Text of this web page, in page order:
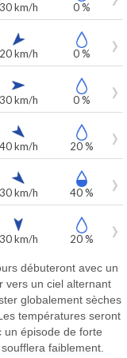
30 km/h 0 %
20 km/h 0 %
30 km/h 0 %
40 km/h 20 %
30 km/h 40 %
30 km/h 20 %
débuteront avec un
vers un ciel alternant
globalement sèches
températures seront
un épisode de forte
faiblement.